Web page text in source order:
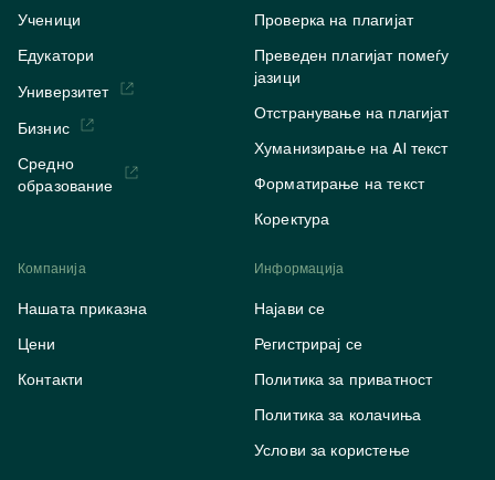
Ученици
Едукатори
Универзитет
Бизнис
Средно
образование
Проверка на плагијат
Преведен плагијат помеѓу
јазици
Отстранување на плагијат
Хуманизирање на AI текст
Форматирање на текст
Коректура
Компанија
Нашата приказна
Цени
Контакти
Информација
Најави се
Регистрирај се
Политика за приватност
Политика за колачиња
Услови за користење